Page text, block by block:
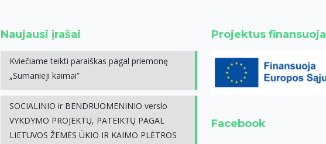
Naujausi įrašai
Kviečiame teikti paraiškas pagal priemonę
„Sumanieji kaimai”
SOCIALINIO ir BENDRUOMENINIO verslo
VYKDYMO PROJEKTŲ, PATEIKTŲ PAGAL
LIETUVOS ŽEMĖS ŪKIO IR KAIMO PLĖTROS
Projektus finansuoja
Facebook